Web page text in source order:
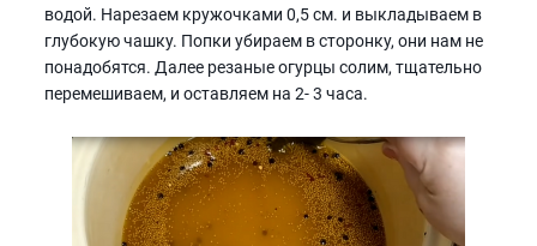
водой. Нарезаем кружочками 0,5 см. и выкладываем в
глубокую чашку. Попки убираем в сторонку, они нам не
понадобятся. Далее резаные огурцы солим, тщательно
перемешиваем, и оставляем на 2- 3 часа.